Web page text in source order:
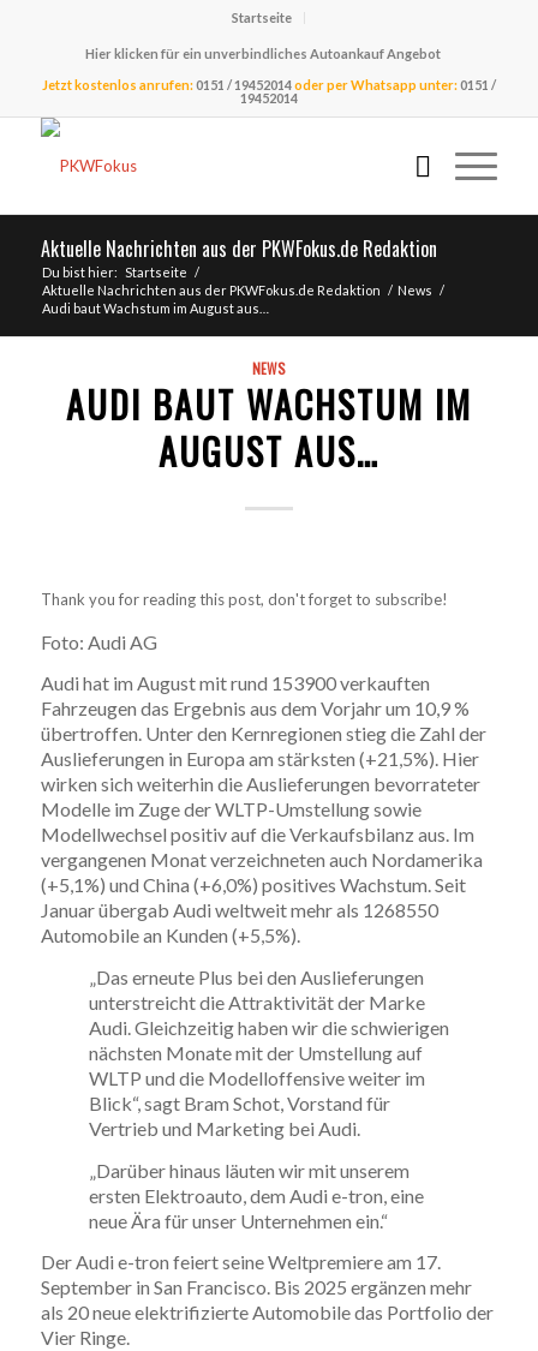
Startseite
Hier klicken für ein unverbindliches Autoankauf Angebot
Jetzt kostenlos anrufen:0151 / 19452014oder per Whatsapp unter:0151 /
19452014
Aktuelle Nachrichten aus der PKWFokus.de Redaktion
Du bist hier: Startseite /
Aktuelle Nachrichten aus der PKWFokus.de Redaktion / News /
Audi baut Wachstum im August aus…
NEWS
AUDI BAUT WACHSTUM IM
AUGUST AUS…
Thank you for reading this post, don't forget to subscribe!
Foto: Audi AG
Audi hat im August mit rund 153900 verkauften
Fahrzeugen das Ergebnis aus dem Vorjahr um 10,9 %
übertroffen. Unter den Kernregionen stieg die Zahl der
Auslieferungen in Europa am stärksten (+21,5%). Hier
wirken sich weiterhin die Auslieferungen bevorrateter
Modelle im Zuge der WLTP-Umstellung sowie
Modellwechsel positiv auf die Verkaufsbilanz aus. Im
vergangenen Monat verzeichneten auch Nordamerika
(+5,1%) und China (+6,0%) positives Wachstum. Seit
Januar übergab Audi weltweit mehr als 1268550
Automobile an Kunden (+5,5%).
„Das erneute Plus bei den Auslieferungen
unterstreicht die Attraktivität der Marke
Audi. Gleichzeitig haben wir die schwierigen
nächsten Monate mit der Umstellung auf
WLTP und die Modelloffensive weiter im
Blick“, sagt Bram Schot, Vorstand für
Vertrieb und Marketing bei Audi.
„Darüber hinaus läuten wir mit unserem
ersten Elektroauto, dem Audi e-tron, eine
neue Ära für unser Unternehmen ein.“
Der Audi e-tron feiert seine Weltpremiere am 17.
September in San Francisco. Bis 2025 ergänzen mehr
als 20 neue elektrifizierte Automobile das Portfolio der
Vier Ringe.